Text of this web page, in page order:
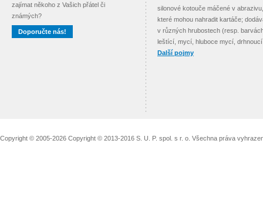
zajímat někoho z Vašich přátel či
známých?
Doporučte nás!
silonové kotouče máčené v abrazivu,
které mohou nahradit kartáče;
v různých hrubostech (resp.
leštící, mycí, hluboce mycí, drhnoucí
Další pojmy
Copyright © 2005-2026 Copyright © 2013-2016 S. U. P. spol. s r. o. Všechna práva